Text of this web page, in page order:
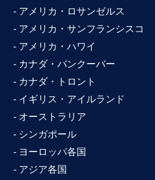
- アメリカ・ロサンゼルス
- アメリカ・サンフランシスコ
- アメリカ・ハワイ
- カナダ・バンクーバー
- カナダ・トロント
- イギリス・アイルランド
- オーストラリア
- シンガポール
- ヨーロッパ各国
- アジア各国